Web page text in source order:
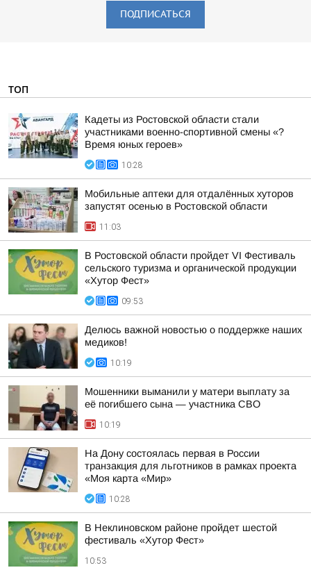
ПОДПИСАТЬСЯ
ТОП
Кадеты из Ростовской области стали
участниками военно-спортивной смены «?
Время юных героев»
10:28
Мобильные аптеки для отдалённых хуторов
запустят осенью в Ростовской области
11:03
В Ростовской области пройдет VI Фестиваль
сельского туризма и органической продукции
«Хутор Фест»
09:53
Делюсь важной новостью о поддержке наших
медиков!
10:19
Мошенники выманили у матери выплату за
её погибшего сына — участника СВО
10:19
На Дону состоялась первая в России
транзакция для льготников в рамках проекта
«Моя карта «Мир»
10:28
В Неклиновском районе пройдет шестой
фестиваль «Хутор Фест»
10:53